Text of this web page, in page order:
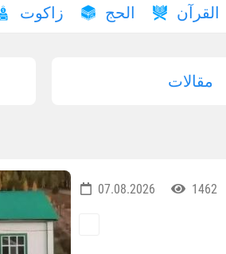
زاكوت الحج القرآن
مقالات
07.08.2026 1462